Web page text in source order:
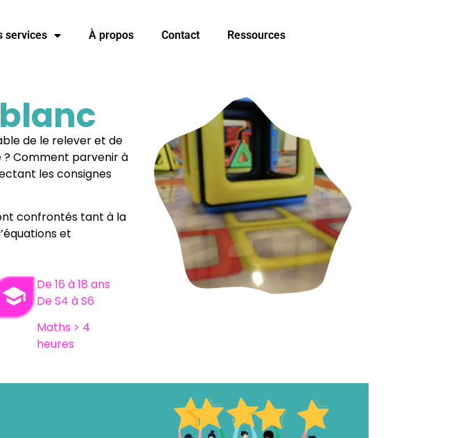
services À propos Contact Ressources
de le relever et de
Comment parvenir à
les consignes
confrontés tant à la
et
De 16 à 18 ans
De S4 à S6
Maths > 4
heures